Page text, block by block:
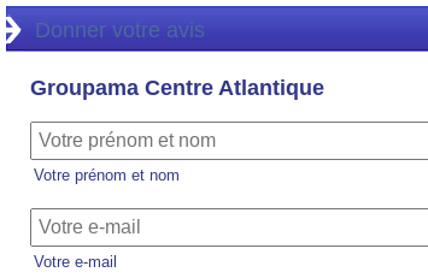
Donner votre avis
Groupama Centre Atlantique
Votre prénom et nom
Votre e-mail